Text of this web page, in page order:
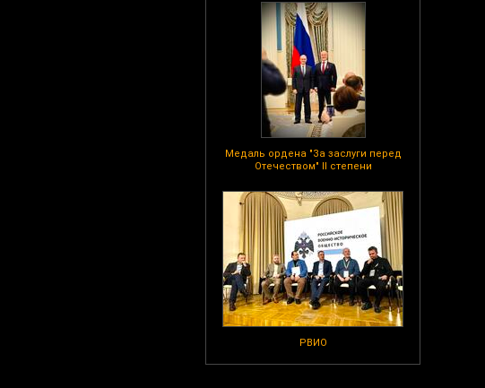
Медаль ордена "За заслуги перед
Отечеством" II степени
РВИО